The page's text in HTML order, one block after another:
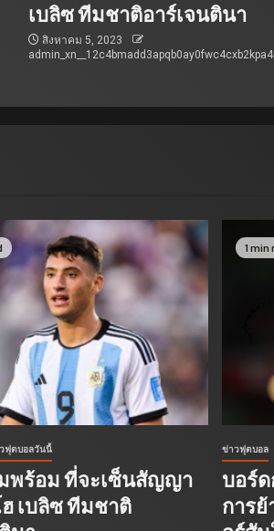
เบลิซ ทีมชาติอาร์เจนตินา
สิงหาคม 5, 2023
ฟุตบอลวันนี้
พร้อม ที่จะเซ็นสัญญา
ฮ เบลิซ ทีมชาติ
1 min
ข่าวฟุตบอล
บอร์ด
การ